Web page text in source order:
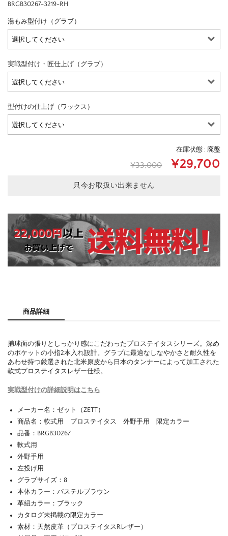
BRGB30267-3219-RH
湯もみ型付け（グラブ）
実戦型付け・匠仕上げ（グラブ）
型付けの仕上げ（ワックス）
在庫状態 : 廃盤
¥33,000 ¥29,700
只今お取扱い出来ません
商品詳細
捕球面の張りとしっかり感にこだわったプロステイタスシリーズ。深め
のポケットの小指2本入れ設計。グラブに最適なしなやかさと耐久性を
あわせ持つ厳選された北米原皮から日本のタンナーによって加工された
軟式プロステイタスレザー仕様。
実戦型付けの詳細説明はこちら
メーカー名：ゼット（ZETT）
商品名：軟式用 プロステイタス 外野手用 限定カラー
品番：BRGB30267
軟式用
外野手用
左投げ用
グラブサイズ：8
本体カラー：パステルブラウン
革紐カラー：ブラック
カタログ未掲載の限定カラー
素材：天然皮革（プロステイタスRレザー）